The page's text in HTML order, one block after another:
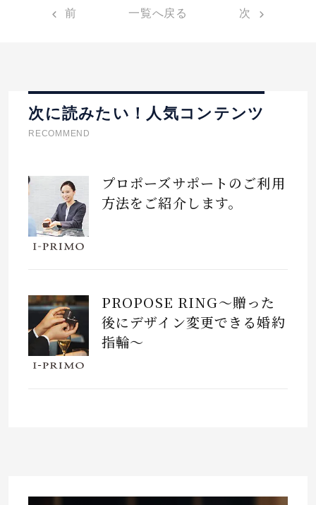
前 一覧へ戻る 次
次に読みたい！人気コンテンツ
RECOMMEND
プロポーズサポートのご利用
方法をご紹介します。
PROPOSE RING～贈った
後にデザイン変更できる婚約
指輪～